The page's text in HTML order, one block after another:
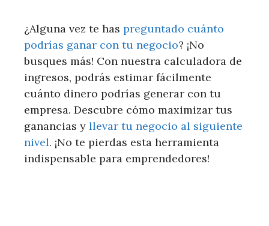
¿Alguna vez te has preguntado cuánto
podrías ganar con tu negocio? ¡No
busques más! Con nuestra calculadora de
ingresos, podrás estimar fácilmente
cuánto dinero podrías generar con tu
empresa. Descubre cómo maximizar tus
ganancias y llevar tu negocio al siguiente
nivel. ¡No te pierdas esta herramienta
indispensable para emprendedores!